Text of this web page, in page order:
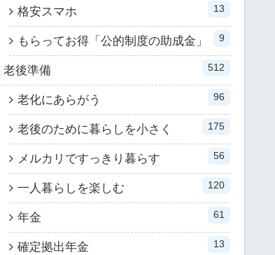
格安スマホ 13
もらってお得「公的制度の助成金」 9
老後準備 512
老化にあらがう 96
老後のために暮らしを小さく 175
メルカリですっきり暮らす 56
一人暮らしを楽しむ 120
年金 61
確定拠出年金 13